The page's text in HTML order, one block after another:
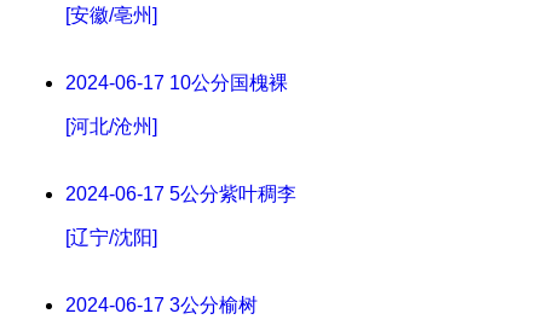
[安徽/亳州]
2024-06-17 10公分国槐裸
[河北/沧州]
2024-06-17 5公分紫叶稠李
[辽宁/沈阳]
2024-06-17 3公分榆树